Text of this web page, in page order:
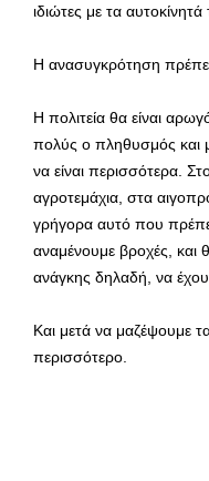
ιδιώτες με τα αυτοκίνητά
Η ανασυγκρότηση πρέπει
Η πολιτεία θα είναι
πολύς ο πληθυσμός και
να είναι περισσότερα.
αγροτεμάχια, στα
γρήγορα αυτό που
αναμένουμε βροχές, και
ανάγκης δηλαδή, να
Και μετά να μαζέψουμε
περισσότερο.